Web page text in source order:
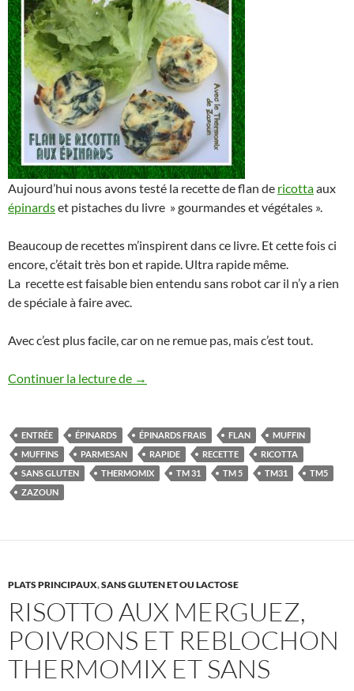
Aujourd’hui nous avons testé la recette de flan de ricottaaux
épinardset pistaches du livre » gourmandes et végétales ».
Beaucoup de recettes m’inspirent dans ce livre. Et cette fois ci
encore, c’était très bon et rapide. Ultra rapide même.
La recette est faisable bien entendu sans robot car il n’y a rien
de spéciale à faire avec.
Avec c’est plus facile, car on ne remue pas, mais c’est tout.
Continuer la lecture de Flan de ricotta aux épinards Thermomix
→
ENTRÉE ÉPINARDS ÉPINARDS FRAIS FLAN
MUFFIN
MUFFINS
PARMESAN RAPIDE RECETTE
RICOTTA
SANS GLUTEN
THERMOMIX TM 31 TM 5 TM31
TM5
ZAZOUN
PLATS PRINCIPAUX,SANS GLUTEN ET OU LACTOSE
RISOTTO AUX MERGUEZ,
POIVRONS ET REBLOCHON
THERMOMIX ET SANS